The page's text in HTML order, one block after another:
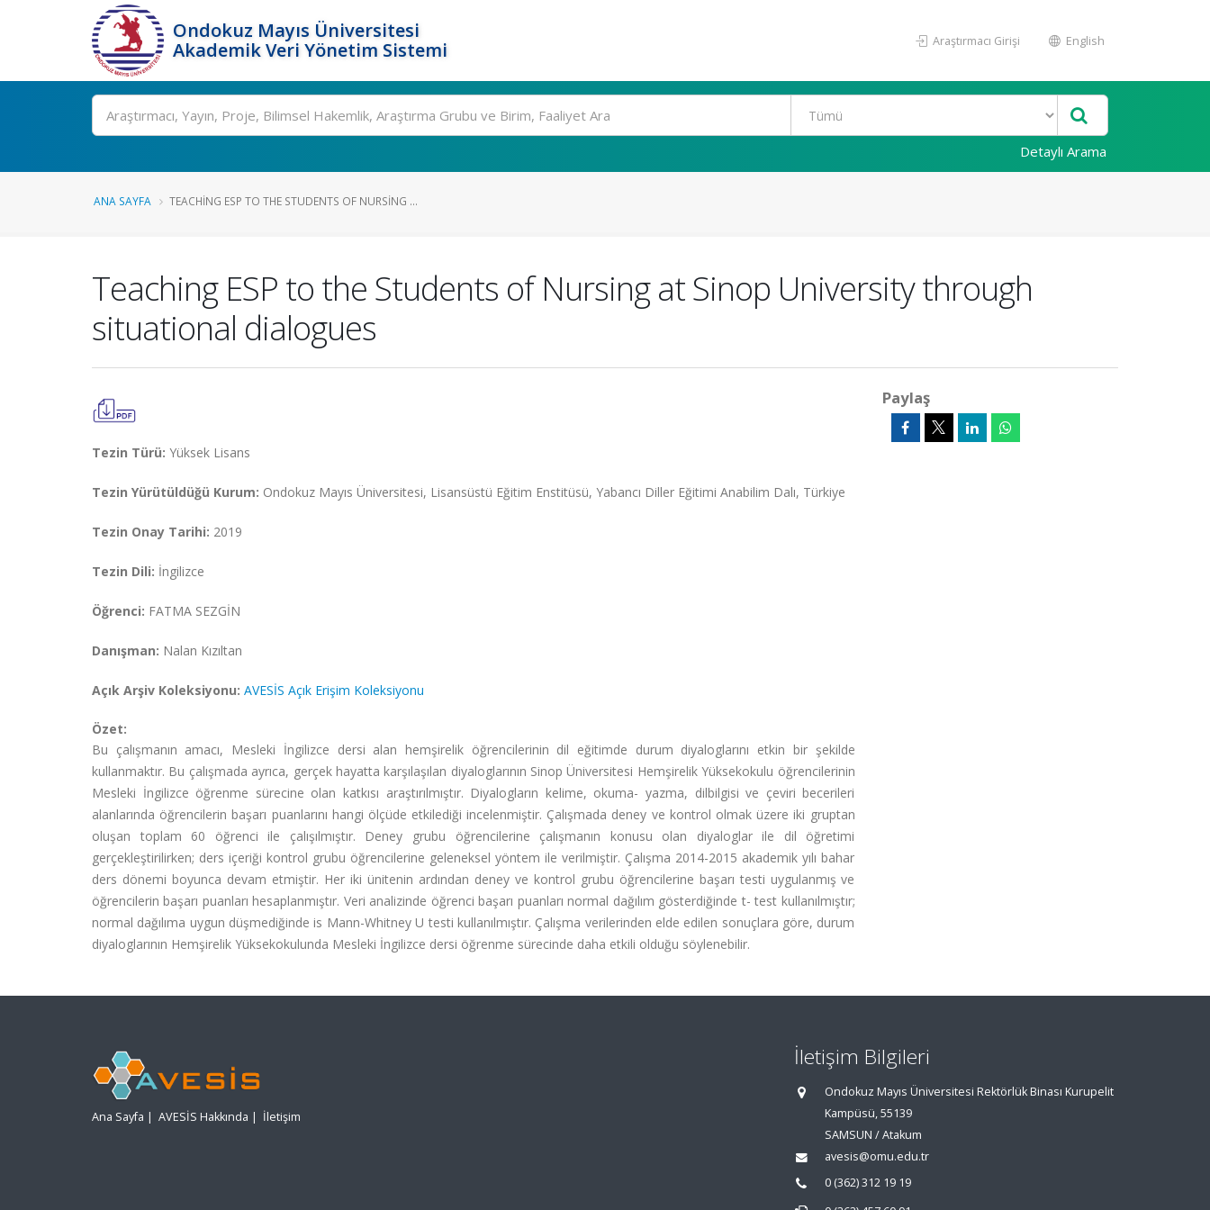
Ondokuz Mayıs Üniversitesi
Akademik Veri Yönetim Sistemi
Araştırmacı Girişi English
Ara
Detaylı Arama
ANA SAYFA TEACHING ESP TO THE STUDENTS OF NURSING ...
Teaching ESP to the Students of Nursing at Sinop University through
situational dialogues
Tezin Türü: Yüksek Lisans
Tezin Yürütüldüğü Kurum: Ondokuz Mayıs Üniversitesi, Lisansüstü Eğitim Enstitüsü, Yabancı Diller Eğitimi Anabilim Dalı, Türkiye
Tezin Onay Tarihi: 2019
Tezin Dili: İngilizce
Öğrenci: FATMA SEZGİN
Danışman: Nalan Kızıltan
Açık Arşiv Koleksiyonu: AVESİS Açık Erişim Koleksiyonu
Özet:
Bu çalışmanın amacı, Mesleki İngilizce dersi alan hemşirelik öğrencilerinin dil eğitimde durum diyaloglarını etkin bir şekilde
kullanmaktır. Bu çalışmada ayrıca, gerçek hayatta karşılaşılan diyaloglarının Sinop Üniversitesi Hemşirelik Yüksekokulu öğrencilerinin
Mesleki İngilizce öğrenme sürecine olan katkısı araştırılmıştır. Diyalogların kelime, okuma- yazma, dilbilgisi ve çeviri becerileri
alanlarında öğrencilerin başarı puanlarını hangi ölçüde etkilediği incelenmiştir. Çalışmada deney ve kontrol olmak üzere iki gruptan
oluşan toplam 60 öğrenci ile çalışılmıştır. Deney grubu öğrencilerine çalışmanın konusu olan diyaloglar ile dil öğretimi
gerçekleştirilirken; ders içeriği kontrol grubu öğrencilerine geleneksel yöntem ile verilmiştir. Çalışma 2014-2015 akademik yılı bahar
ders dönemi boyunca devam etmiştir. Her iki ünitenin ardından deney ve kontrol grubu öğrencilerine başarı testi uygulanmış ve
öğrencilerin başarı puanları hesaplanmıştır. Veri analizinde öğrenci başarı puanları normal dağılım gösterdiğinde t- test kullanılmıştır;
normal dağılıma uygun düşmediğinde is Mann-Whitney U testi kullanılmıştır. Çalışma verilerinden elde edilen sonuçlara göre, durum
diyaloglarının Hemşirelik Yüksekokulunda Mesleki İngilizce dersi öğrenme sürecinde daha etkili olduğu söylenebilir.
Paylaş
Ana Sayfa | AVESİS Hakkında | İletişim
İletişim Bilgileri
Ondokuz Mayıs Üniversitesi Rektörlük Binası Kurupelit
Kampüsü, 55139
SAMSUN / Atakum
avesis@omu.edu.tr
0 (362) 312 19 19